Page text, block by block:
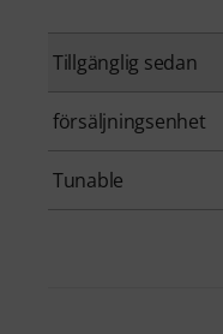
Tillgänglig sedan
försäljningsenhet
Tunable